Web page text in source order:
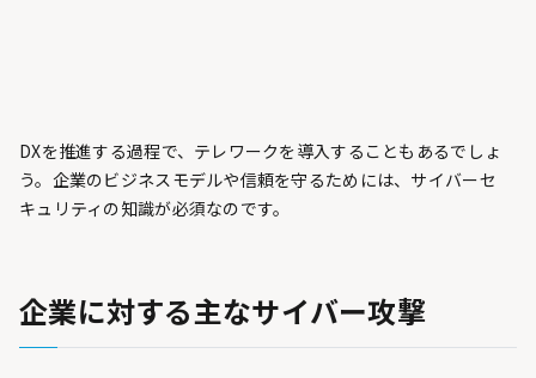
DXを推進する過程で、テレワークを導入することもあるでしょ
う。企業のビジネスモデルや信頼を守るためには、サイバーセ
キュリティの知識が必須なのです。
企業に対する主なサイバー攻撃